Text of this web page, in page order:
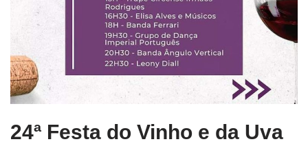
24ª Festa do Vinho e da Uva